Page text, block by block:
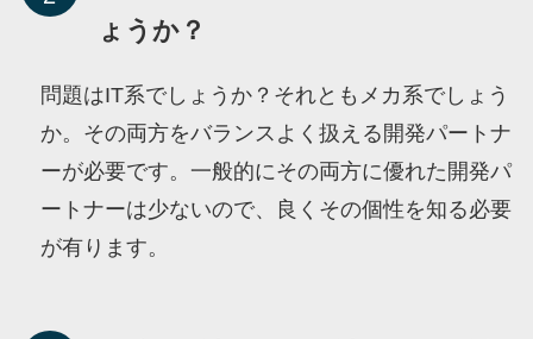
ょうか？
問題はIT系でしょうか？それともメカ系でしょう
か。その両方をバランスよく扱える開発パートナ
ーが必要です。一般的にその両方に優れた開発パ
ートナーは少ないので、良くその個性を知る必要
が有ります。